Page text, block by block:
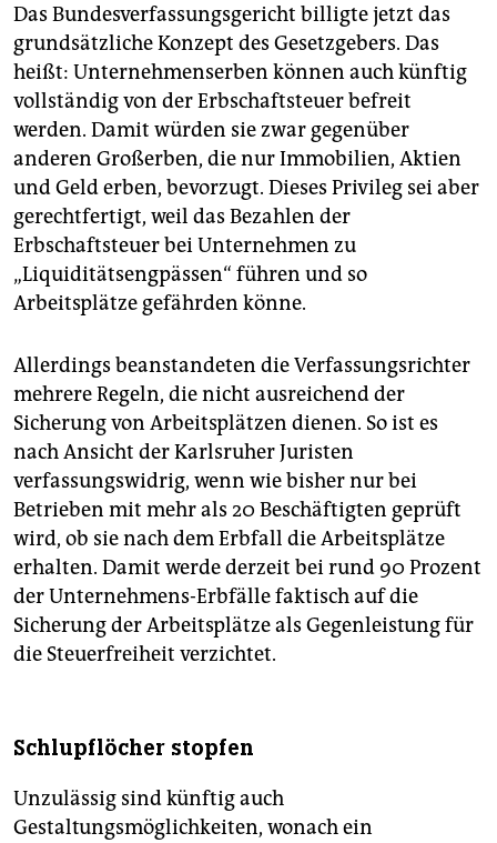
Das Bundesverfassungsgericht billigte jetzt das
grundsätzliche Konzept des Gesetzgebers. Das
heißt: Unternehmenserben können auch künftig
vollständig von der Erbschaftsteuer befreit
werden. Damit würden sie zwar gegenüber
anderen Großerben, die nur Immobilien, Aktien
und Geld erben, bevorzugt. Dieses Privileg sei aber
gerechtfertigt, weil das Bezahlen der
Erbschaftsteuer bei Unternehmen zu
„Liquiditätsengpässen“ führen und so
Arbeitsplätze gefährden könne.
Allerdings beanstandeten die Verfassungsrichter
mehrere Regeln, die nicht ausreichend der
Sicherung von Arbeitsplätzen dienen. So ist es
nach Ansicht der Karlsruher Juristen
verfassungswidrig, wenn wie bisher nur bei
Betrieben mit mehr als 20 Beschäftigten geprüft
wird, ob sie nach dem Erbfall die Arbeitsplätze
erhalten. Damit werde derzeit bei rund 90 Prozent
der Unternehmens-Erbfälle faktisch auf die
Sicherung der Arbeitsplätze als Gegenleistung für
die Steuerfreiheit verzichtet.
Schlupflöcher stopfen
Unzulässig sind künftig auch
Gestaltungsmöglichkeiten, wonach ein